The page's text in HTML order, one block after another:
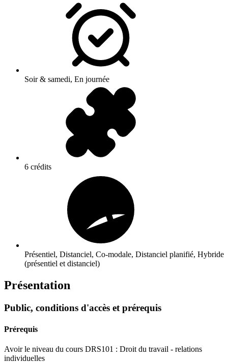
Soir & samedi, En journée
6 crédits
Présentiel, Distanciel, Co-modale, Distanciel planifié, Hybride
(présentiel et distanciel)
Présentation
Public, conditions d'accès et prérequis
Prérequis
Avoir le niveau du cours DRS101 : Droit du travail - relations
individuelles